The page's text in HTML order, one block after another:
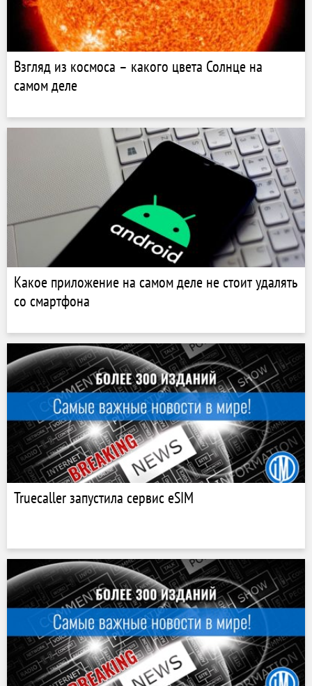
Взгляд из космоса – какого цвета Солнце на
самом деле
Какое приложение на самом деле не стоит удалять
со смартфона
Truecaller запустила сервис eSIM